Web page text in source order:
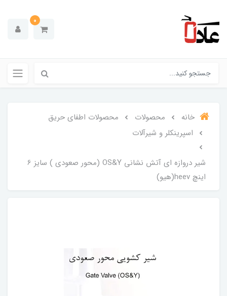
0
خانه محصولات
محصولات اطفای حریق
اسپرینکلر و شیرآلات
شیر دروازه ای آتش نشانی OS&Y (محور صعودی ) سایز 6
اینچ heev(هیو)